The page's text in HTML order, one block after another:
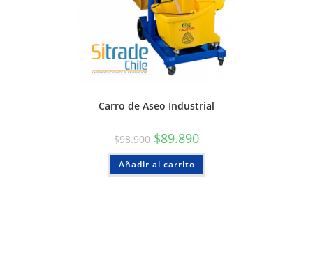
Carro de Aseo Industrial
$98.900 $89.890
Añadir al carrito